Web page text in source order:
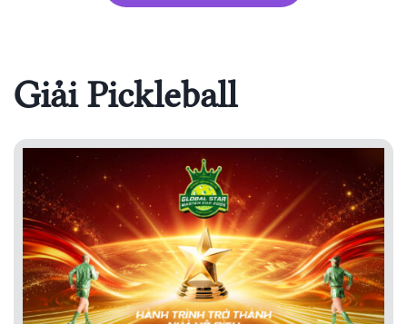
Giải Pickleball